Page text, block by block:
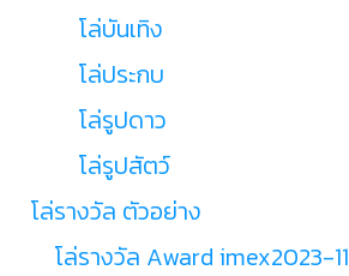
โล่บันเทิง
โล่ประกบ
โล่รูปดาว
โล่รูปสัตว์
โล่รางวัล ตัวอย่าง
โล่รางวัล Award imex2023-11